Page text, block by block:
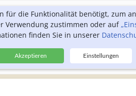
für die Funktionalität benötigt, zum
Verwendung zustimmen oder auf
finden Sie in unserer
Akzeptieren Einstellungen